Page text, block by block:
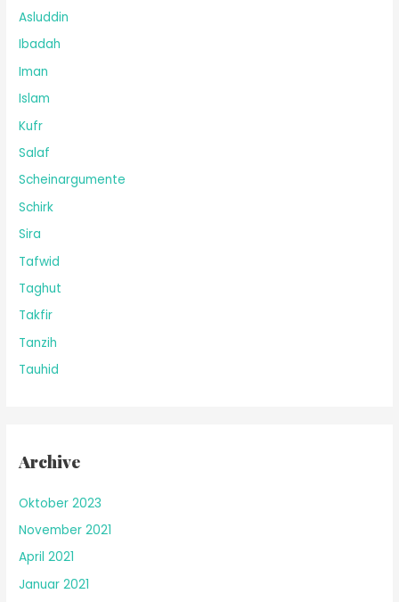
Asluddin
Ibadah
Iman
Islam
Kufr
Salaf
Scheinargumente
Schirk
Sira
Tafwid
Taghut
Takfir
Tanzih
Tauhid
Archive
Oktober 2023
November 2021
April 2021
Januar 2021